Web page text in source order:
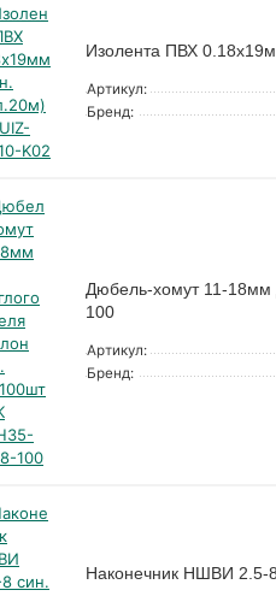
Изолента ПВХ
Артикул:
Бренд:
Дюбель-хомут 11-18мм
100
Артикул:
Бренд:
Наконечник НШВИ 2.5-